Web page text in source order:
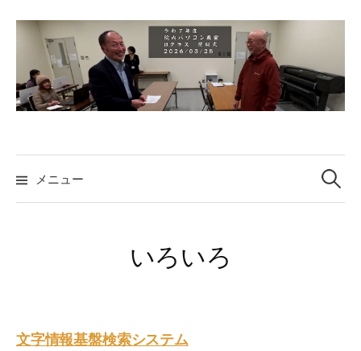
ン
ツ
ッ
プ
メニュー
検
索:
いろいろ
文字情報基盤検索システム